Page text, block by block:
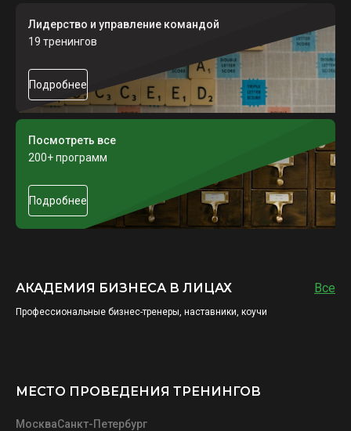
Лидерство и управление командой
19 тренингов
Подробнее
Посмотреть все
200+ программ
Подробнее
АКАДЕМИЯ БИЗНЕСА В ЛИЦАХ Все
Профессиональные бизнес-тренеры, наставники, коучи
МЕСТО ПРОВЕДЕНИЯ ТРЕНИНГОВ
МоскваСанкт-Петербург